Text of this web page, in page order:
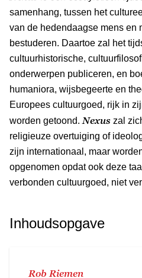
samenhang, tussen het
van de hedendaagse mens en
bestuderen. Daartoe zal het
cultuurhistorische,
onderwerpen publiceren, en
humaniora, wijsbegeerte en
Europees cultuurgoed, rijk in
worden getoond. Nexus zal
religieuze overtuiging of
zijn internationaal, maar
opgenomen opdat ook deze
verbonden cultuurgoed, niet
Inhoudsopgave
Rob Riemen